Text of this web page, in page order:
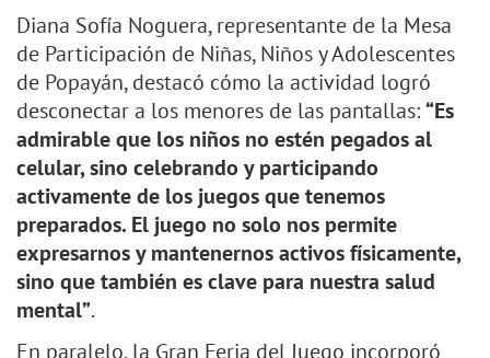
Diana Sofía Noguera, representante de la Mesa
de Participación de Niñas, Niños y Adolescentes
de Popayán, destacó cómo la actividad logró
desconectar a los menores de las pantallas:“Es
admirable que los niños no estén pegados al
celular, sino celebrando y participando
activamente de los juegos que tenemos
preparados. El juego no solo nos permite
expresarnos y mantenernos activos físicamente,
sino que también es clave para nuestra salud
mental”.
En paralelo, la Gran Feria del Juego incorporó